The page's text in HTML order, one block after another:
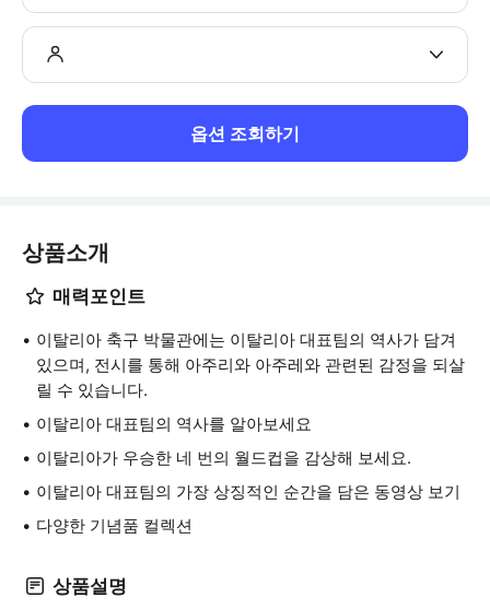
옵션 조회하기
상품소개
매력포인트
이탈리아 축구 박물관에는 이탈리아 대표팀의 역사가 담겨
있으며, 전시를 통해 아주리와 아주레와 관련된 감정을 되살
릴 수 있습니다.
이탈리아 대표팀의 역사를 알아보세요
이탈리아가 우승한 네 번의 월드컵을 감상해 보세요.
이탈리아 대표팀의 가장 상징적인 순간을 담은 동영상 보기
다양한 기념품 컬렉션
상품설명